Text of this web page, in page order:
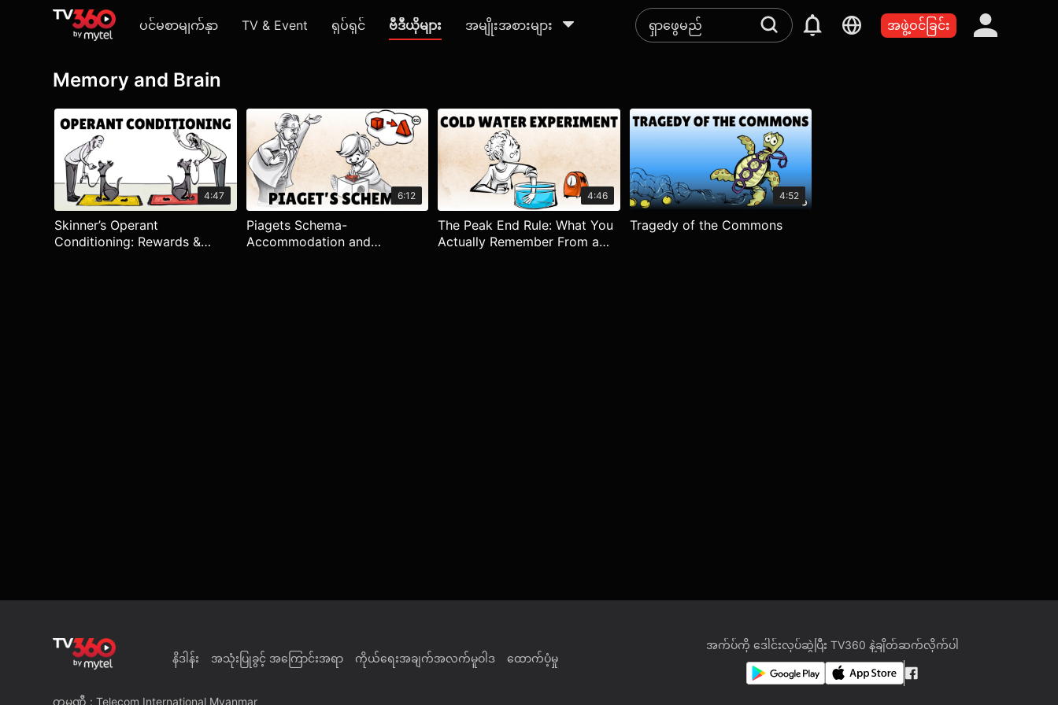
ပင်မစာမျက်နှာ TV & Event ရုပ်ရှင် ဗီဒီယိုများ အမျိုးအစားများ အဖွဲ့ဝင်ခြင်း
Memory and Brain
4:47
Skinner’s Operant
Conditioning: Rewards &
6:12
Piagets Schema-
Accommodation and
4:46
The Peak End Rule: What You
Actually Remember From a
4:52
Tragedy of the Commons
နိဒါန်း အသုံးပြုခွင့် အကြောင်းအရာ ကိုယ်ရေးအချက်အလက်မူဝါဒ ထောက်ပံ့မှု
ကုမ္ပဏီ : Telecom International Myanmar
အက်ပ်ကို ဒေါင်းလုပ်ဆွဲပြီး TV360 နဲ့ချိတ်ဆက်လိုက်ပါ